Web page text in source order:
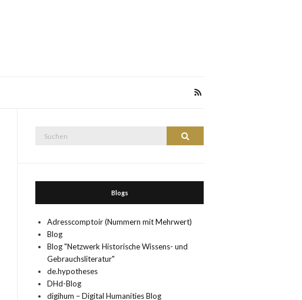
Suchen
Blogs
Adresscomptoir (Nummern mit Mehrwert)
Blog
Blog "Netzwerk Historische Wissens- und
Gebrauchsliteratur"
de.hypotheses
DHd-Blog
digihum – Digital Humanities Blog